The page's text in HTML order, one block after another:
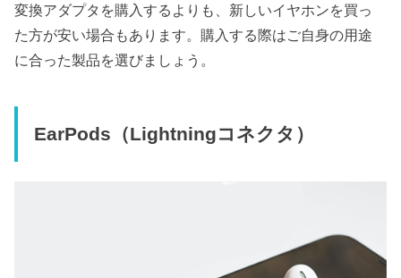
変換アダプタを購入するよりも、新しいイヤホンを買っ
た方が安い場合もあります。購入する際はご自身の用途
に合った製品を選びましょう。
EarPods（Lightningコネクタ）